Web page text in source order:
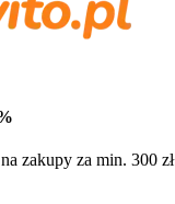
zakupy za min. 300 zł